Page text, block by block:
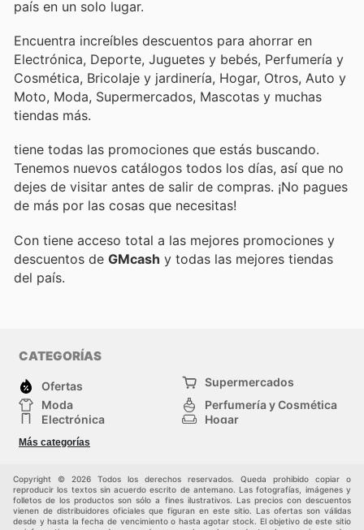
país en un solo lugar.
Encuentra increíbles descuentos para ahorrar en
Electrónica, Deporte, Juguetes y bebés, Perfumería y
Cosmética, Bricolaje y jardinería, Hogar, Otros, Auto y
Moto, Moda, Supermercados, Mascotas y muchas
tiendas más.
tiene todas las promociones que estás buscando.
Tenemos nuevos catálogos todos los días, así que no
dejes de visitar antes de salir de compras. ¡No pagues
de más por las cosas que necesitas!
Con tiene acceso total a las mejores promociones y
descuentos de GMcash y todas las mejores tiendas
del país.
CATEGORÍAS
Ofertas
Supermercados
Moda
Perfumería y Cosmética
Electrónica
Hogar
Deporte
Juguetes y bebés
Más categorías
Copyright © 2026 Todos los derechos reservados. Queda prohibido copiar o
reproducir los textos sin acuerdo escrito de antemano. Las fotografías, imágenes y
folletos de los productos son sólo a fines ilustrativos. Las precios con descuentos
vienen de distribuidores oficiales que figuran en este sitio. Las ofertas son válidas
desde y hasta la fecha de vencimiento o hasta agotar stock. El objetivo de este sitio